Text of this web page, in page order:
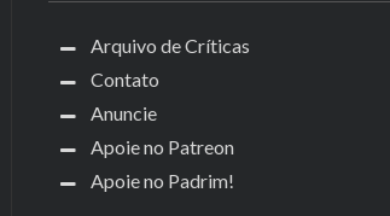
Arquivo de Críticas
Contato
Anuncie
Apoie no Patreon
Apoie no Padrim!